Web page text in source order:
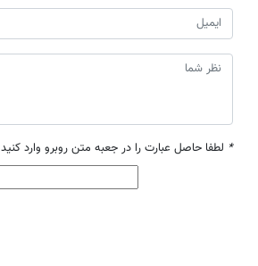
* لطفا حاصل عبارت را در جعبه متن روبرو وارد کنید